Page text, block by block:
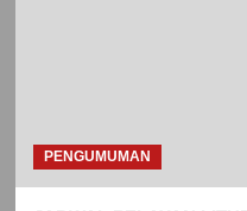
PENGUMUMAN